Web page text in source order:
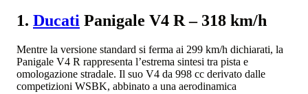
1. Ducati Panigale V4 R – 318 km/h
Mentre la versione standard si ferma ai 299 km/h dichiarati, la
Panigale V4 R rappresenta l’estrema sintesi tra pista e
omologazione stradale. Il suo V4 da 998 cc derivato dalle
competizioni WSBK, abbinato a una aerodinamica